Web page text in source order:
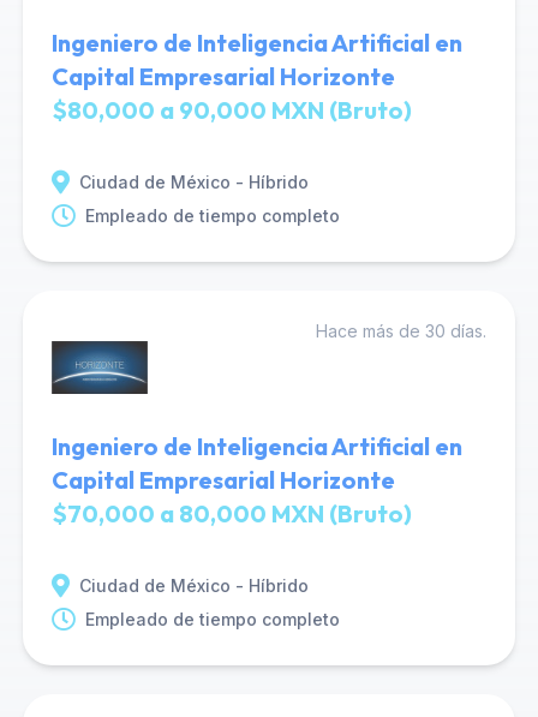
Ingeniero de Inteligencia Artificial en
Capital Empresarial Horizonte
$80,000 a 90,000 MXN (Bruto)
Ciudad de México - Híbrido
Empleado de tiempo completo
Hace más de 30 días.
Ingeniero de Inteligencia Artificial en
Capital Empresarial Horizonte
$70,000 a 80,000 MXN (Bruto)
Ciudad de México - Híbrido
Empleado de tiempo completo